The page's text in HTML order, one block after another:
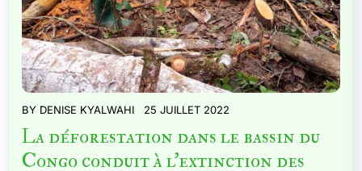
BY DENISE KYALWAHI 25 JUILLET 2022
La déforestation dans le bassin du
Congo conduit à l’extinction des